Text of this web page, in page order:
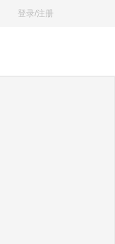
登录/注册